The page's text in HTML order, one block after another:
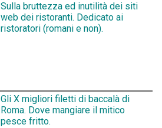
Sulla bruttezza ed inutilità dei siti
web dei ristoranti. Dedicato ai
ristoratori (romani e non).
Gli X migliori filetti di baccalà di
Roma. Dove mangiare il mitico
pesce fritto.